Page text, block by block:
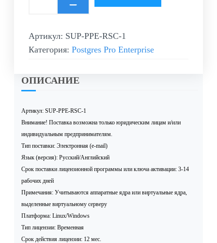
ОПИСАНИЕ
Артикул: SUP-PPE-RSC-1
Внимание! Поставка возможна только юридическим лицам и/или
индивидуальным предпринимателям.
Тип поставки: Электронная (e-mail)
Язык (версия): Русский/Английский
Срок поставки лицензионной программы или ключа активации: 3-14
рабочих дней
Примечания: Учитываются аппаратные ядра или виртуальные ядра,
выделенные виртуальному серверу
Платформа: Linux/Windows
Тип лицензии: Временная
Срок действия лицензии: 12 мес.
Артикул: SUP-PPE-RSC-1
Категория: Postgres Pro Enterprise